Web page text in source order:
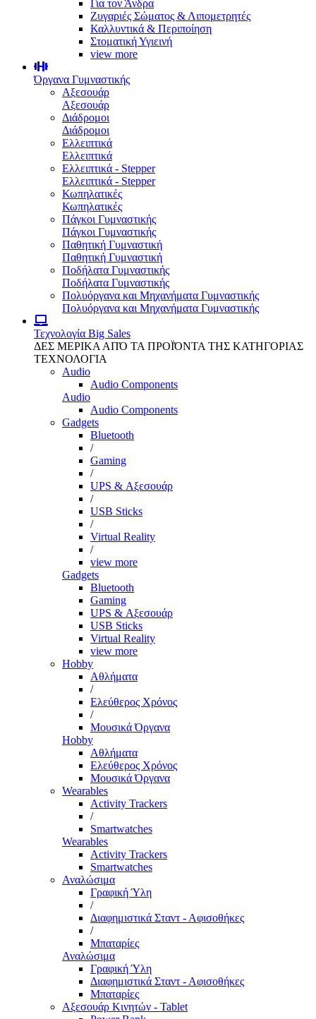
Για τον Άνδρα
Ζυγαριές Σώματος & Λιπομετρητές
Καλλυντικά & Περιποίηση
Στοματική Υγιεινή
view more
Όργανα Γυμναστικής
Αξεσουάρ
Αξεσουάρ
Διάδρομοι
Διάδρομοι
Ελλειπτικά
Ελλειπτικά
Ελλειπτικά - Stepper
Ελλειπτικά - Stepper
Κωπηλατικές
Κωπηλατικές
Πάγκοι Γυμναστικής
Πάγκοι Γυμναστικής
Παθητική Γυμναστική
Παθητική Γυμναστική
Ποδήλατα Γυμναστικής
Ποδήλατα Γυμναστικής
Πολυόργανα και Μηχανήματα Γυμναστικής
Πολυόργανα και Μηχανήματα Γυμναστικής
Τεχνολογία Big Sales
ΔΕΣ ΜΕΡΙΚΑ ΑΠΌ ΤΑ ΠΡΟΪΌΝΤΑ ΤΗΣ ΚΑΤΗΓΟΡΙΑΣ
ΤΕΧΝΟΛΟΓΙΑ
Audio
Audio Components
Audio
Audio Components
Gadgets
Bluetooth
/
Gaming
/
UPS & Αξεσουάρ
/
USB Sticks
/
Virtual Reality
/
view more
Gadgets
Bluetooth
Gaming
UPS & Αξεσουάρ
USB Sticks
Virtual Reality
view more
Hobby
Αθλήματα
/
Ελεύθερος Χρόνος
/
Μουσικά Όργανα
Hobby
Αθλήματα
Ελεύθερος Χρόνος
Μουσικά Όργανα
Wearables
Activity Trackers
/
Smartwatches
Wearables
Activity Trackers
Smartwatches
Αναλώσιμα
Γραφική Ύλη
/
Διαφημιστικά Σταντ - Αφισοθήκες
/
Μπαταρίες
Αναλώσιμα
Γραφική Ύλη
Διαφημιστικά Σταντ - Αφισοθήκες
Μπαταρίες
Αξεσουάρ Κινητών - Tablet